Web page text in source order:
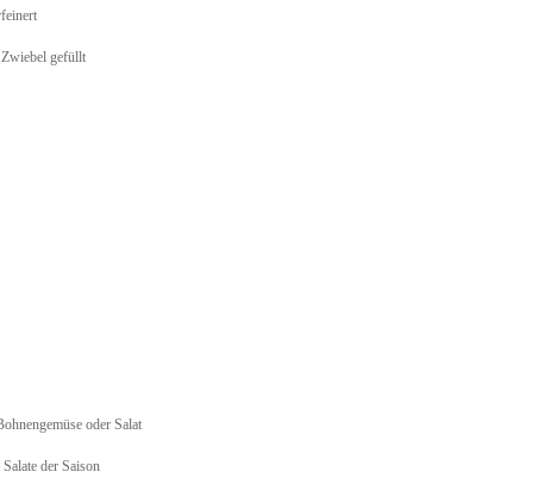
gefüllt
oder Salat
der Saison